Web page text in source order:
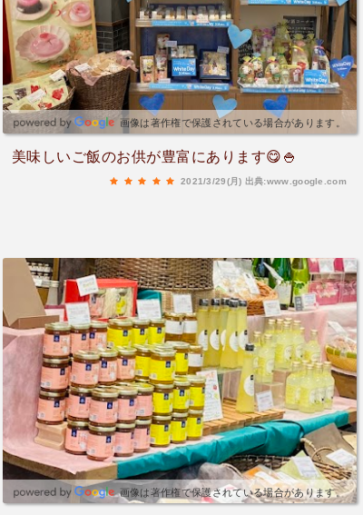
画像は著作権で保護されている場合があります。
美味しいご飯のお供が豊富にあります😋🍚
2021/3/29(月) 出典:www.google.com
画像は著作権で保護されている場合があります。